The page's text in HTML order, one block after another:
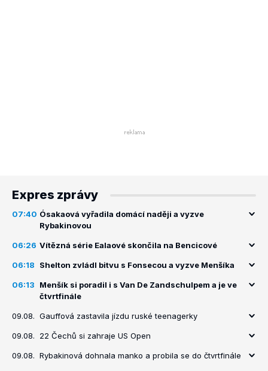
Expres zprávy
07:40 Ósakaová vyřadila domácí naději a vyzve
Rybakinovou
06:26 Vítězná série Ealaové skončila na Bencicové
06:18 Shelton zvládl bitvu s Fonsecou a vyzve Menšíka
06:13
Menšík si poradil i s Van De Zandschulpem a je ve
čtvrtfinále
09.08. Gauffová zastavila jízdu ruské teenagerky
09.08. 22 Čechů si zahraje US Open
09.08. Rybakinová dohnala manko a probila se do čtvrtfinále